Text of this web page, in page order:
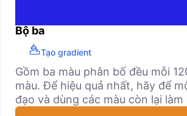
Bộ ba
Tạo gradient
Gồm ba màu phân bố đều mỗi
màu. Để hiệu quả nhất, hãy để
đạo và dùng các màu còn lại